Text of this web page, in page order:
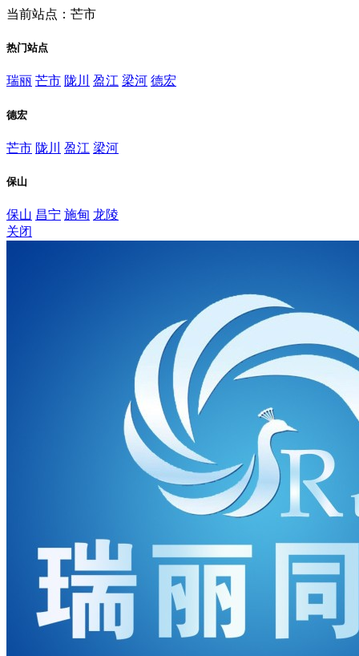
当前站点：芒市
热门站点
瑞丽 芒市 陇川 盈江 梁河 德宏
德宏
芒市 陇川 盈江 梁河
保山
保山 昌宁 施甸 龙陵
关闭